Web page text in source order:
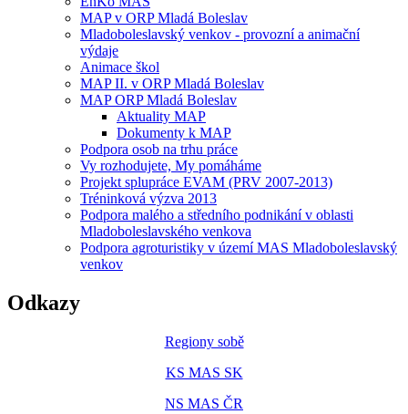
MAP v ORP Mladá Boleslav
Mladoboleslavský venkov - provozní a animační
výdaje
Animace škol
MAP II. v ORP Mladá Boleslav
MAP ORP Mladá Boleslav
Aktuality MAP
Dokumenty k MAP
Podpora osob na trhu práce
Vy rozhodujete, My pomáháme
Projekt splupráce EVAM (PRV 2007-2013)
Tréninková výzva 2013
Podpora malého a středního podnikání v oblasti
Mladoboleslavského venkova
Podpora agroturistiky v území MAS Mladoboleslavský
venkov
Odkazy
Regiony sobě
KS MAS SK
NS MAS ČR